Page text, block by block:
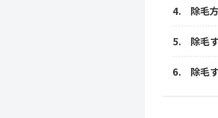
除毛
除毛
除毛